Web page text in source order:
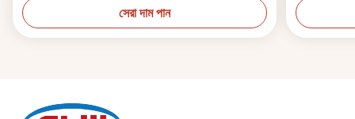
সেরা দাম পান